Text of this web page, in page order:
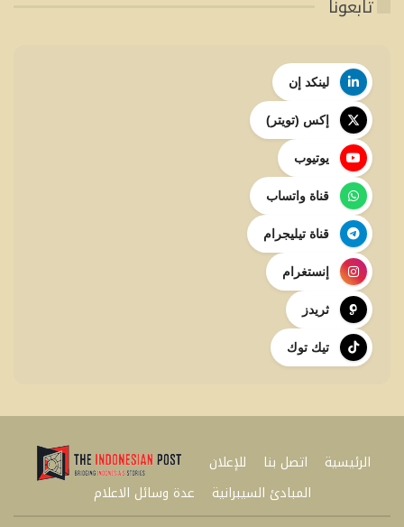
تابعونا
لينكد إن
إكس (تويتر)
يوتيوب
قناة واتساب
قناة تيليجرام
إنستغرام
ثريدز
تيك توك
الرئيسية اتصل بنا
للإعلان
المبادئ السيبرانية
عدة وسائل الاعلام